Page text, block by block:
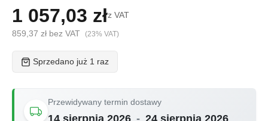
1 057,03 złz VAT
859,37 zł bez VAT (23% VAT)
Sprzedano już 1 raz
Przewidywany termin dostawy